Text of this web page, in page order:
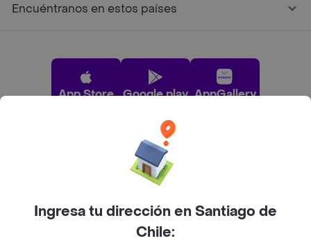
Encuéntranos en estos países
App Store Google play AppGallery
Pide tu comida favorita cerca de ti
Categorías
Ingresa tu dirección en Santiago de
Chile: